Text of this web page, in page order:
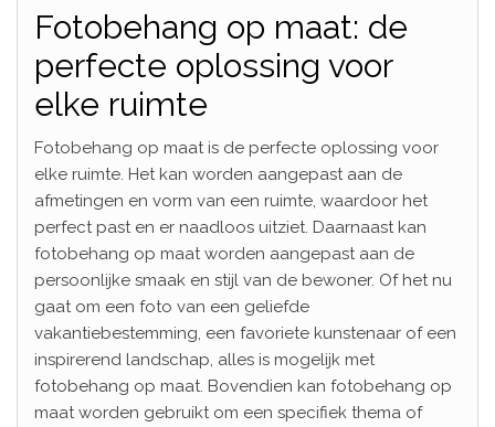
Fotobehang op maat: de
perfecte oplossing voor
elke ruimte
Fotobehang op maat is de perfecte oplossing voor
elke ruimte. Het kan worden aangepast aan de
afmetingen en vorm van een ruimte, waardoor het
perfect past en er naadloos uitziet. Daarnaast kan
fotobehang op maat worden aangepast aan de
persoonlijke smaak en stijl van de bewoner. Of het nu
gaat om een foto van een geliefde
vakantiebestemming, een favoriete kunstenaar of een
inspirerend landschap, alles is mogelijk met
fotobehang op maat. Bovendien kan fotobehang op
maat worden gebruikt om een specifiek thema of